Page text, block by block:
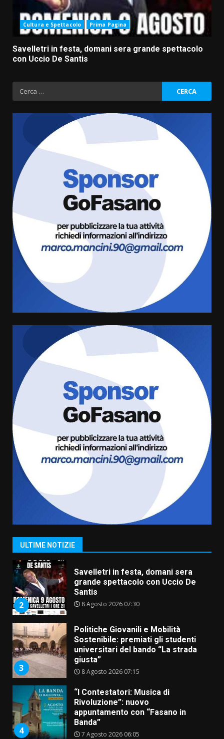
Cultura e Spettacolo Prima Pagina
Savelletri in festa, domani sera grande spettacolo
con Uccio De Santis
Ricerca
per:
ULTIME NOTIZIE
Politiche Giovanili e Mobilità
Sostenibile: premiati gli studenti
universitari del bando “La strada
giusta”
8 Agosto 2026 07:15
“I Contestatori: Musica di
Rivoluzione”: nuovo
appuntamento con “Fasano in
Banda”
amarezza per esclusione dal
campionato di calcio”
7 Agosto 2026 06:00
Fasanese ferito a colpi di arma
da fuoco
6 Agosto 2026 18:13
Carta d’identità: continua il piano
di aperture straordinarie del
Comune di Fasano
6 Agosto 2026 14:16
1
La Banda Città di Fasano apre
ufficialmente la Festa di
2
Savelletri in festa, domani sera
grande spettacolo con Uccio De
Santis
8 Agosto 2026 07:30
3
Politiche Giovanili e Mobilità
Sostenibile: premiati gli studenti
universitari del bando “La strada
giusta”
8 Agosto 2026 07:15
4
“I Contestatori: Musica di
Rivoluzione”: nuovo
appuntamento con “Fasano in
Banda”
7 Agosto 2026 06:05